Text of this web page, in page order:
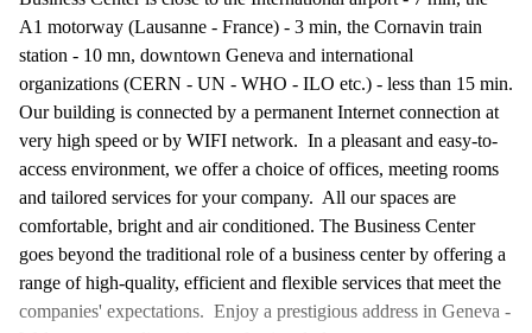
Z. A.
La
Pièce
1
Rolle
Bahnhofstrasse
10 Zürich
A1 motorway (Lausanne - France) - 3 min, the Cornavin train
station - 10 mn, downtown Geneva and international
organizations (CERN - UN - WHO - ILO etc.) - less than 15 min.
Our building is connected by a permanent Internet connection at
very high speed or by WIFI network. In a pleasant and easy-to-
access environment, we offer a choice of offices, meeting rooms
and tailored services for your company. All our spaces are
comfortable, bright and air conditioned. The Business Center
goes beyond the traditional role of a business center by offering a
range of high-quality, efficient and flexible services that meet the
companies' expectations. Enjoy a prestigious address in Geneva -